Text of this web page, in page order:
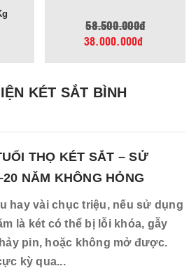
65.000.000đ
39.000.000đ
KÉT SẮT BÌNH
THỌ KÉT SẮT – SỬ
NĂM KHÔNG HỎNG
hay vài chục triệu, nếu sử dụng
là két có thể bị lỗi khóa, gẫy
pin, hoặc không mở được.
kỳ qua...